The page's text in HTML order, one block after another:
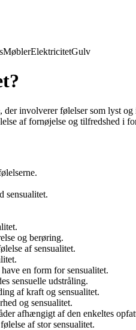
MøblerElektricitetGulv
der involverer følelser som lyst
af fornøjelse og tilfredshed i
sensualitet.
og berøring.
af sensualitet.
en form for sensualitet.
sensuelle udstråling.
af kraft og sensualitet.
og sensualitet.
afhængigt af den enkeltes
af stor sensualitet.